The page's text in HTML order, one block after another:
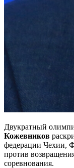
Двукратный
Кожевников
федерации Чехии,
против
соревнования.